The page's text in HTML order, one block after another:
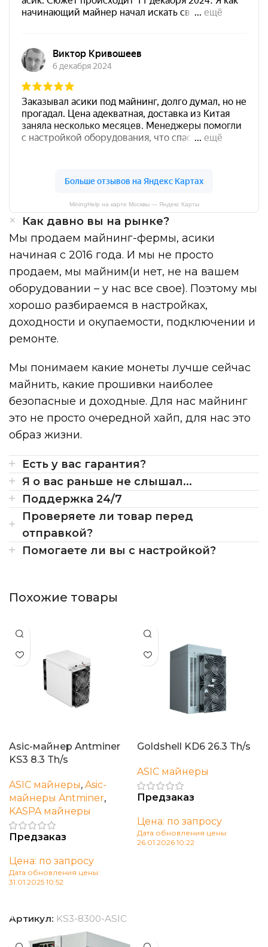
MiningHelp на карте Москвы — Яндекс Карты
Как давно вы на рынке?
Мы продаем майнинг-фермы, асики
начиная с 2016 года. И мы не просто
продаем, мы майним(и нет, не на вашем
оборудовании – у нас все свое). Поэтому мы
хорошо разбираемся в настройках,
доходности и окупаемости, подключении и
ремонте.
Мы понимаем какие монеты лучше сейчас
майнить, какие прошивки наиболее
безопасные и доходные. Для нас майнинг
это не просто очередной хайп, для нас это
образ жизни.
Есть у вас гарантия?
Я о вас раньше не слышал...
Поддержка 24/7
Проверяете ли товар перед
отправкой?
Помогаете ли вы с настройкой?
Похожие товары
Asic-майнер Antminer
KS3 8.3 Th/s
ASIC майнеры, Asic-
майнеры Antminer,
KASPA майнеры
Предзаказ
Цена: по запросу
Дата обновления цены:
31.01.2025 10:52
Артикул: KS3-8300-ASIC
Goldshell KD6 26.3 Th/s
ASIC майнеры
Предзаказ
Цена: по запросу
Дата обновления цены:
26.01.2026 10:22